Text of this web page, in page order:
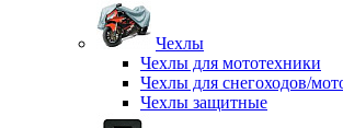
Чехлы
Чехлы для мототехники
Чехлы для снегоходов/
Чехлы защитные